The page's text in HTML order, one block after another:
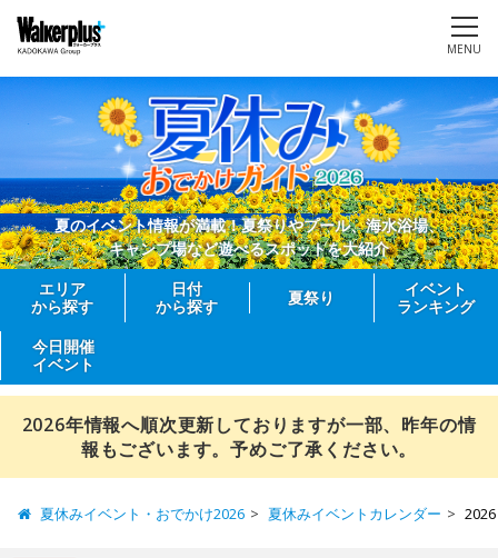
MENU
夏のイベント情報が満載！夏祭りやプール、海水浴場、
キャンプ場など遊べるスポットを大紹介
エリア
から探す
日付
から探す
夏祭り
イベント
ランキング
今日開催
イベント
2026年情報へ順次更新しておりますが一部、昨年の情
報もございます。予めご了承ください。
夏休みイベント・おでかけ2026 夏休みイベントカレンダー